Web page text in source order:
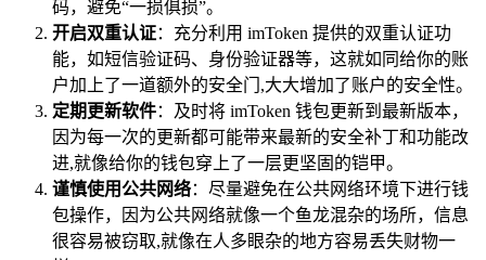
码，避免“一损俱损”。
开启双重认证：充分利用 imToken 提供的双重认证功
能，如短信验证码、身份验证器等，这就如同给你的账
户加上了一道额外的安全门,大大增加了账户的安全性。
定期更新软件：及时将 imToken 钱包更新到最新版本，
因为每一次的更新都可能带来最新的安全补丁和功能改
进,就像给你的钱包穿上了一层更坚固的铠甲。
谨慎使用公共网络：尽量避免在公共网络环境下进行钱
包操作，因为公共网络就像一个鱼龙混杂的场所，信息
很容易被窃取,就像在人多眼杂的地方容易丢失财物一